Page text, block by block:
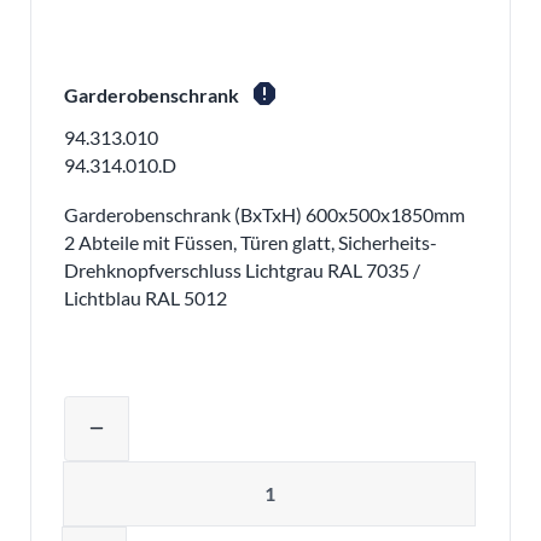
Garderobenschrank report
94.313.010
94.314.010.D
Garderobenschrank (BxTxH) 600x500x1850mm
2 Abteile mit Füssen, Türen glatt, Sicherheits-
Drehknopfverschluss Lichtgrau RAL 7035 /
Lichtblau RAL 5012
remove